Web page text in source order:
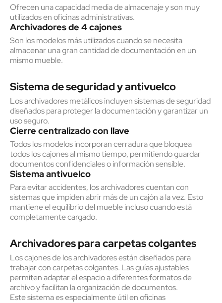
Ofrecen una capacidad media de almacenaje y son muy
utilizados en oficinas administrativas.
Archivadores de 4 cajones
Son los modelos más utilizados cuando se necesita
almacenar una gran cantidad de documentación en un
mismo mueble.
Sistema de seguridad y antivuelco
Los archivadores metálicos incluyen sistemas de seguridad
diseñados para proteger la documentación y garantizar un
uso seguro.
Cierre centralizado con llave
Todos los modelos incorporan cerradura que bloquea
todos los cajones al mismo tiempo, permitiendo guardar
documentos confidenciales o información sensible.
Sistema antivuelco
Para evitar accidentes, los archivadores cuentan con
sistemas que impiden abrir más de un cajón a la vez. Esto
mantiene el equilibrio del mueble incluso cuando está
completamente cargado.
Archivadores para carpetas colgantes
Los cajones de los archivadores están diseñados para
trabajar con carpetas colgantes. Las guías ajustables
permiten adaptar el espacio a diferentes formatos de
archivo y facilitan la organización de documentos.
Este sistema es especialmente útil en oficinas